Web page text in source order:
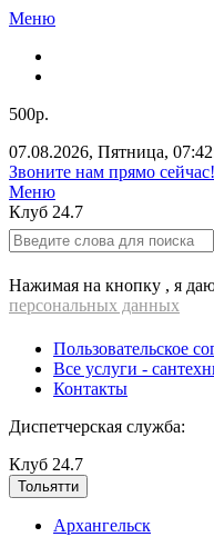
Меню
500р.
07.08.2026, Пятница,
Звоните нам прямо сейчас!
Меню
Клуб 24.7
Нажимая на кнопку , я
персональных данных
Пользовательское
Все услуги -
Контакты
Диспетчерская служба:
Клуб 24.7
Тольятти
Архангельск